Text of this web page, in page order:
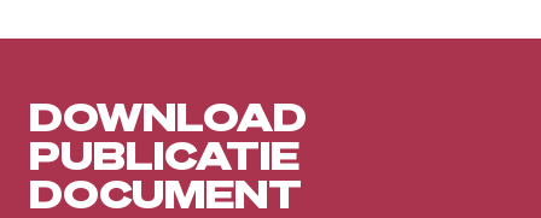
DOWNLOAD
PUBLICATIE
DOCUMENT